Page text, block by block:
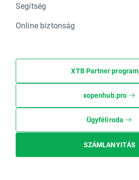
Segítség
Online biztonság
XTB Partner program
xopenhub.pro
Ügyféliroda
SZÁMLANYITÁS